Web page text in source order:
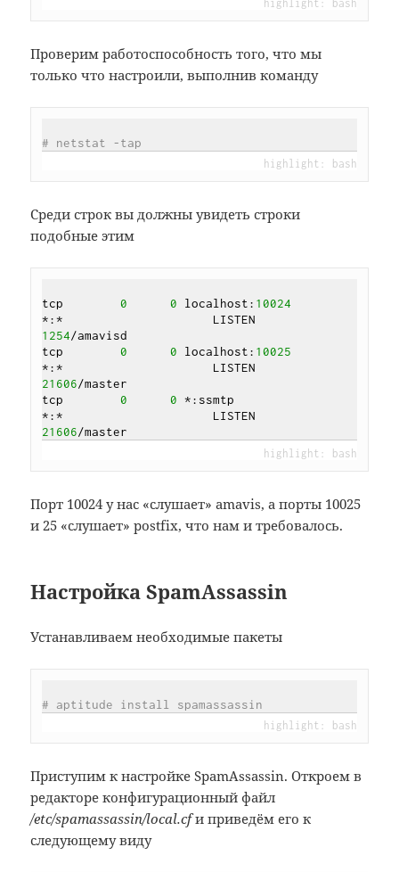
Проверим работоспособность того, что мы
только что настроили, выполнив команду
# netstat -tap
Среди строк вы должны увидеть строки
подобные этим
tcp 0 0 localhost: 10024
1254/amavisd
tcp 0 0 localhost: 10025
21606/master
tcp 0 0 *:ssmtp
21606
Порт 10024 у нас «слушает» amavis, а порты 10025
и 25 «слушает» postfix, что нам и требовалось.
Настройка SpamAssassin
Устанавливаем необходимые пакеты
# aptitude install spamassassin
Приступим к настройке SpamAssassin. Откроем в
редакторе конфигурационный файл
/etc/spamassassin/local.cfи приведём его к
следующему виду